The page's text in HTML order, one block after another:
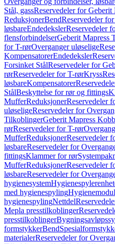
Stål, gassReservedeler for Geberit
ReduksjonerBendReservedeler
løsbareEndedekslerReservedeler
flensforbindelserGeberit Mapress
for T-rørOverganger uløselige
KompensatorerEndedeksler
Forsinket StålReservedeler for
rørReservedeler for T-rørKryss
løsbareKompensatorer
StålBeskyttelse for rør og fittings
MufferReduksjonerReservedeler
uløseligeReservedeler for
TilkoblingerGeberit Mapress
rørReservedeler for T-rør
MufferReduksjonerReservedeler
løsbareReservedeler for
fittingsKlammer for rør
MufferReduksjonerReservedeler
løsbareReservedeler for
hygienesystem
med hygienespyling
hygienespylingNettdel
Mepla presstilkoblinger
presstilkoblinger
formstykkerBend
materialerReservedeler for